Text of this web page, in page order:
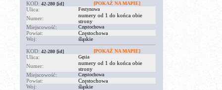
KOD: 42-280 [id] [POKAŻ NA MAPIE]
Ulica: Festynowa
Numer:
numery od 1 do końca obie
strony
Miejscowość:
Częstochowa
Powiat:
Częstochowa
Woj:
śląskie
KOD: 42-280 [id] [POKAŻ NA MAPIE]
Ulica: Gęsia
Numer:
numery od 1 do końca obie
strony
Miejscowość:
Częstochowa
Powiat:
Częstochowa
Woj:
śląskie